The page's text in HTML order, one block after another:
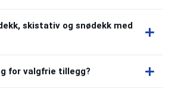
skistativ og snødekk med
for valgfrie tillegg?